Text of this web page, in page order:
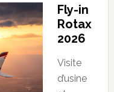
Fly-in
Rotax
2026
Visite
d’usine